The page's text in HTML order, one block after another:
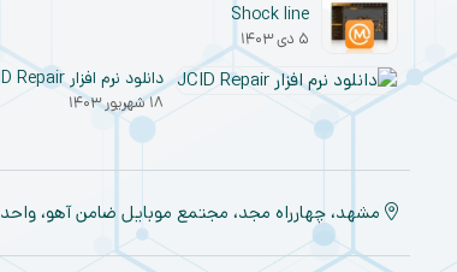
Shock line
۵ دی ۱۴۰۳
دانلود نرم افزار JCID Repair
۱۸ شهریور ۱۴۰۳
مشهد، چهارراه مجد، مجتمع موبایل ضامن آهو، واحد ۱۱۹